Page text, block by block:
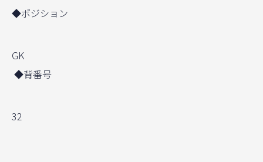
◆ポジション
GK
◆背番号
32